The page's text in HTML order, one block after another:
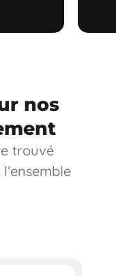
nos
trouvé